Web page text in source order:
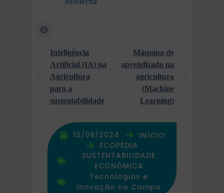
Inteligência
Artificial (IA) na
Agricultura
para a
sustentabilidade
Máquina de
aprendizado na
agricultura
(Machine
Learning)
13/06/2024
INÍCIO
ECOPÉDIA
SUSTENTABILIDADE
ECONÔMICA
Tecnologias e
Inovação no Campo